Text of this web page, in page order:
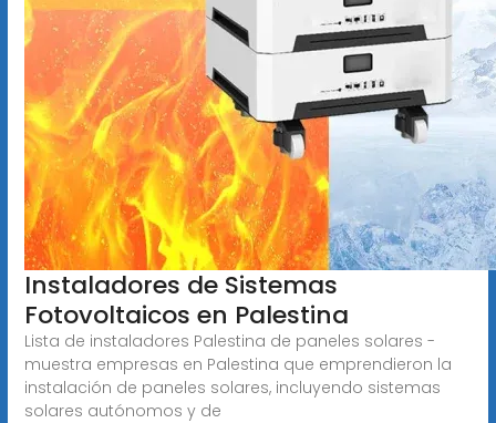
Instaladores de Sistemas
Fotovoltaicos en Palestina
Lista de instaladores Palestina de paneles solares -
muestra empresas en Palestina que emprendieron la
instalación de paneles solares, incluyendo sistemas
solares autónomos y de